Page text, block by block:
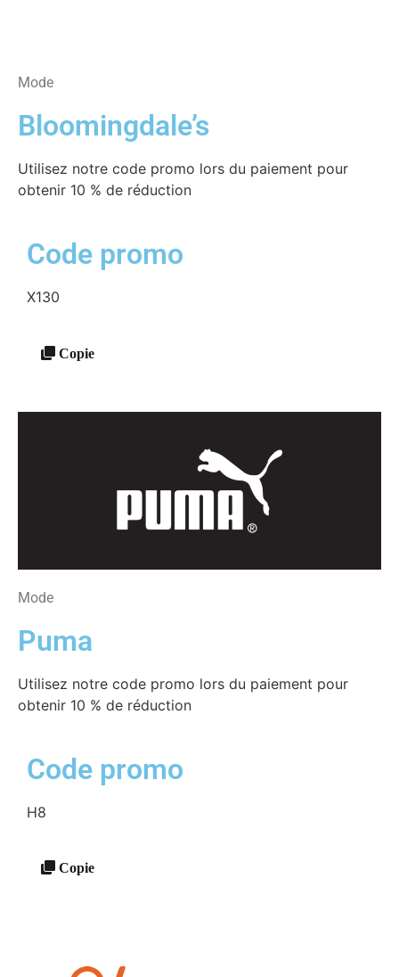
Mode
Bloomingdale’s
Utilisez notre code promo lors du paiement pour
obtenir 10 % de réduction
Code promo
X130
Copie
Mode
Puma
Utilisez notre code promo lors du paiement pour
obtenir 10 % de réduction
Code promo
H8
Copie